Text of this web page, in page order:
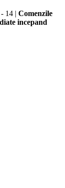
14 | Comenzile
incepand